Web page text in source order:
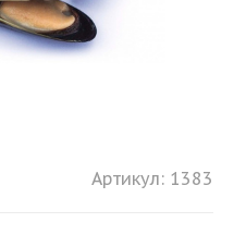
Артикул: 1383